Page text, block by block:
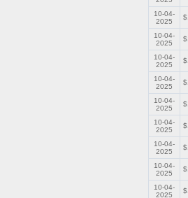
10-04-
2025
10-04-
2025
10-04-
2025
10-04-
2025
10-04-
2025
10-04-
2025
10-04-
2025
10-04-
2025
10-04-
2025